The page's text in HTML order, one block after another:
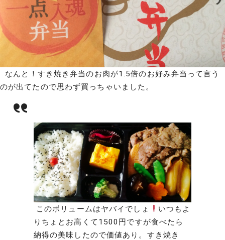
なんと！すき焼き弁当のお肉が1.5倍のお好み弁当って言う
のが出てたので思わず買っちゃいました。
このボリュームはヤバイでしょ
いつもよ
りちょとお高くて1500円ですが食べたら
納得の美味したので価値あり。すき焼き